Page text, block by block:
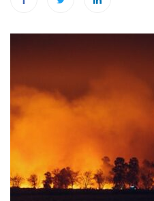
Navigation
de
l’article